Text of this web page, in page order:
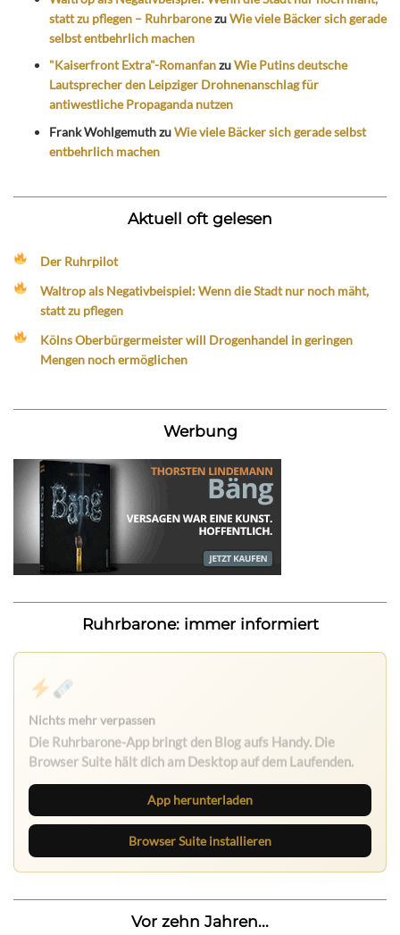
statt zu pflegen – RuhrbaronezuWie viele Bäcker sich gerade
selbst entbehrlich machen
"Kaiserfront Extra"-RomanfanzuWie Putins deutsche
Lautsprecher den Leipziger Drohnenanschlag für
antiwestliche Propaganda nutzen
Frank WohlgemuthzuWie viele Bäcker sich gerade selbst
entbehrlich machen
Aktuell oft gelesen
Der Ruhrpilot
Waltrop als Negativbeispiel: Wenn die Stadt nur noch mäht,
statt zu pflegen
Kölns Oberbürgermeister will Drogenhandel in geringen
Mengen noch ermöglichen
Werbung
Ruhrbarone: immer informiert
Nichts mehr verpassen
Die Ruhrbarone-App bringt den Blog aufs Handy. Die
Browser Suite hält dich am Desktop auf dem Laufenden.
App herunterladen
Browser Suite installieren
Vor zehn Jahren...